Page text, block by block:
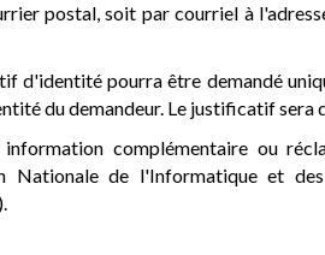
postal, soit par courriel à
d'identité pourra être demandé
du demandeur. Le justificatif sera
complémentaire ou
Nationale de l'Informatique et